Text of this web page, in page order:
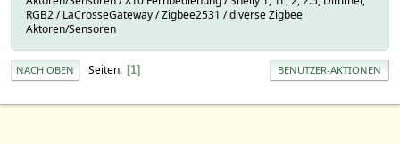
RGB2 / LaCrosseGateway / Zigbee2531 / diverse Zigbee
Aktoren/Sensoren
NACH OBEN Seiten 1 BENUTZER-AKTIONEN